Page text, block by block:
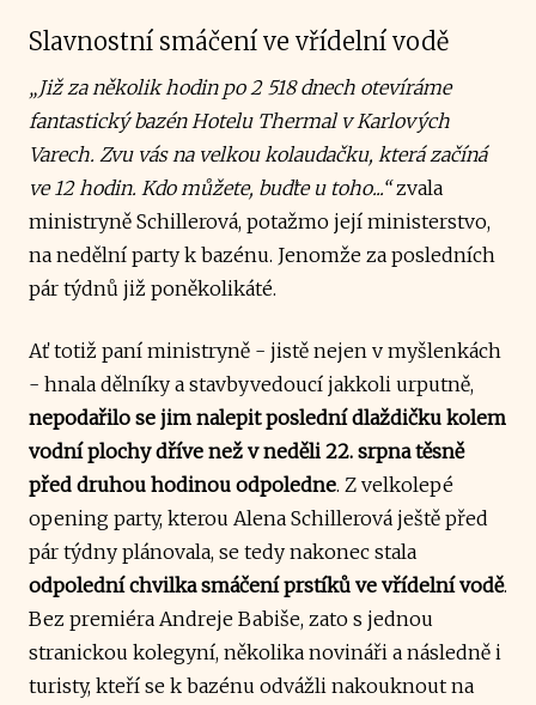
Slavnostní smáčení ve vřídelní vodě
„Již za několik hodin po 2 518 dnech otevíráme
fantastický bazén Hotelu Thermal v Karlových
Varech. Zvu vás na velkou kolaudačku, která začíná
ve 12 hodin. Kdo můžete, buďte u toho...“zvala
ministryně Schillerová, potažmo její ministerstvo,
na nedělní party k bazénu. Jenomže za posledních
pár týdnů již poněkolikáté.
Ať totiž paní ministryně - jistě nejen v myšlenkách
- hnala dělníky a stavbyvedoucí jakkoli urputně,
nepodařilo se jim nalepit poslední dlaždičku kolem
vodní plochy dříve než v neděli 22. srpna těsně
před druhou hodinou odpoledne. Z velkolepé
opening party, kterou Alena Schillerová ještě před
pár týdny plánovala, se tedy nakonec stala
odpolední chvilka smáčení prstíků ve vřídelní vodě.
Bez premiéra Andreje Babiše, zato s jednou
stranickou kolegyní, několika novináři a následně i
turisty, kteří se k bazénu odvážli nakouknout na